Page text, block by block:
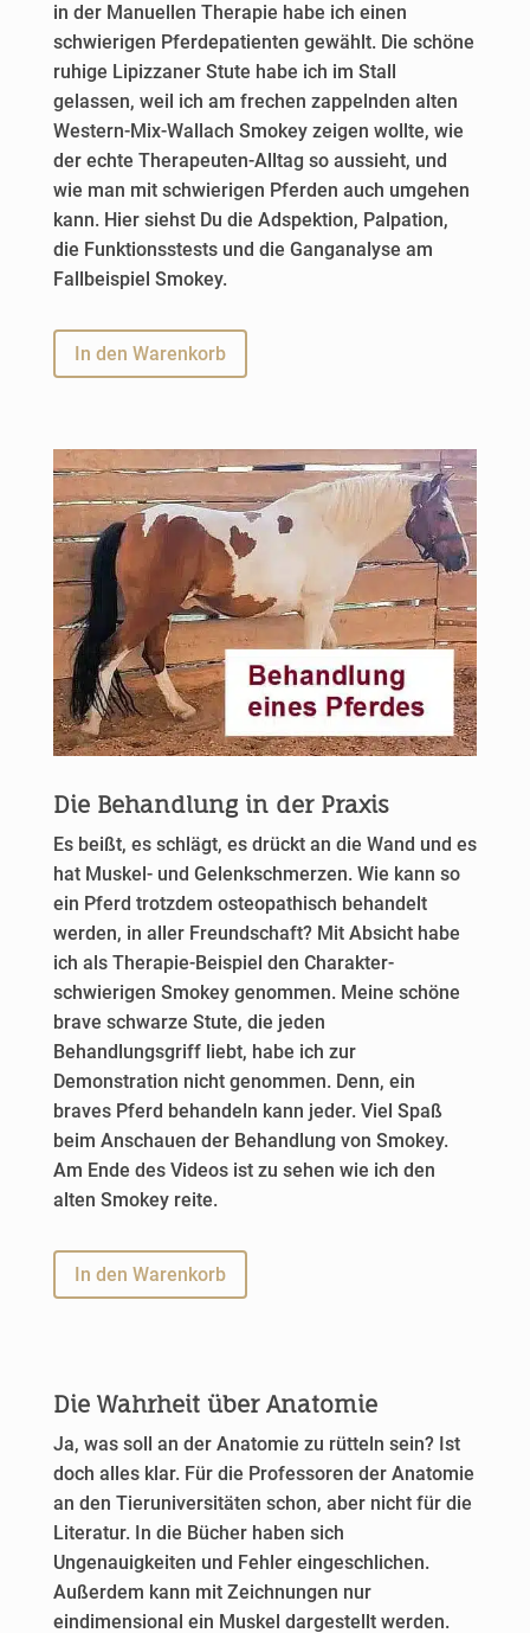
in der Manuellen Therapie habe ich einen
schwierigen Pferdepatienten gewählt. Die schöne
ruhige Lipizzaner Stute habe ich im Stall
gelassen, weil ich am frechen zappelnden alten
Western-Mix-Wallach Smokey zeigen wollte, wie
der echte Therapeuten-Alltag so aussieht, und
wie man mit schwierigen Pferden auch umgehen
kann. Hier siehst Du die Adspektion, Palpation,
die Funktionsstests und die Ganganalyse am
Fallbeispiel Smokey.
In den Warenkorb
l
r
n
a
t
v
e
:
Die Behandlung in der Praxis
Es beißt, es schlägt, es drückt an die Wand und es
hat Muskel- und Gelenkschmerzen. Wie kann so
ein Pferd trotzdem osteopathisch behandelt
werden, in aller Freundschaft? Mit Absicht habe
ich als Therapie-Beispiel den Charakter-
schwierigen Smokey genommen. Meine schöne
brave schwarze Stute, die jeden
Behandlungsgriff liebt, habe ich zur
Demonstration nicht genommen. Denn, ein
braves Pferd behandeln kann jeder. Viel Spaß
beim Anschauen der Behandlung von Smokey.
Am Ende des Videos ist zu sehen wie ich den
alten Smokey reite.
In den Warenkorb
l
n
a
t
i
v
e
:
Die Wahrheit über Anatomie
Ja, was soll an der Anatomie zu rütteln sein? Ist
doch alles klar. Für die Professoren der Anatomie
an den Tieruniversitäten schon, aber nicht für die
Literatur. In die Bücher haben sich
Ungenauigkeiten und Fehler eingeschlichen.
Außerdem kann mit Zeichnungen nur
eindimensional ein Muskel dargestellt werden.